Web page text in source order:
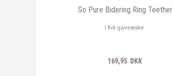
So Pure Bidering Ring Teether
I flot gaveæske.
169,95 DKK